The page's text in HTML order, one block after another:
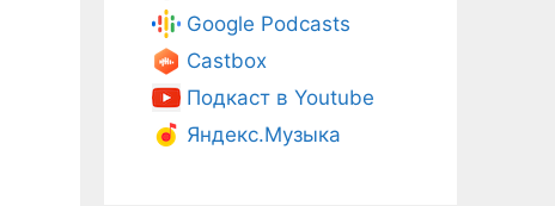
Google Podcasts
Castbox
Подкаст в Youtube
Яндекс.Музыка